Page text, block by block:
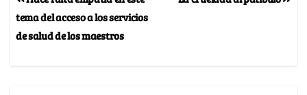
tema del acceso a los servicios
de salud de los maestros